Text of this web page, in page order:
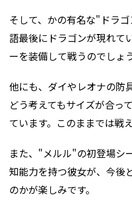
そして、かの有名な"ドラ
語最後にドラゴンが現れて
ーを装備して戦うのでしょ
他にも、ダイやレオナの防
どう考えてもサイズが合っ
ています。このままでは戦
また、"メルル"の初登場シ
知能力を持つ彼女が、今後
のかが楽しみです。